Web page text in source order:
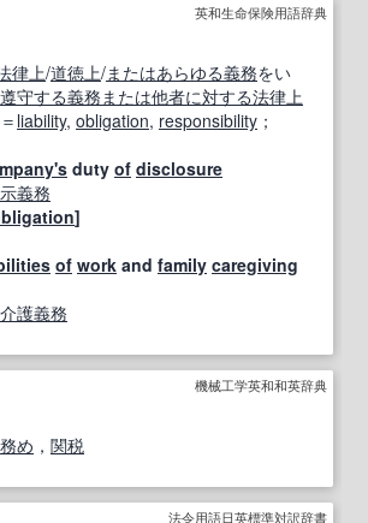
英和生命保険用語辞典
律上/道徳上/またはあらゆる義務をい
遵守する義務 または他者に対する法律上
liability, obligation, responsibility ；
's duty of disclosure
義務
]
of work and family caregiving
介護義務
機械工学英和和英辞典
務め ， 関税
法令用語日英標準対訳辞書